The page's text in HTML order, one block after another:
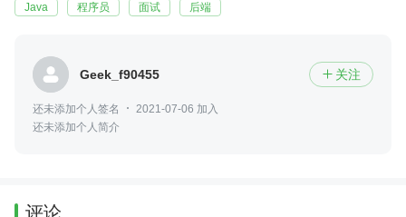
Java 程序员 面试 后端
Geek_f90455  关注
还未添加个人签名
2021-07-06 加入
还未添加个人简介
评论